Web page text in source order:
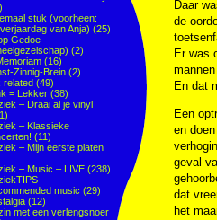
stuk (voorheen:
van Anja) (25)
Gedoe
(2)
(16)
Zinnig-Brein (2)
related (49)
= Lekker (38)
– Draai al je vinyl
– Klassieke
(11)
– Mijn eerste platen
– Music – LIVE (238)
–
music (29)
(12)
met een verlengsnoer
Daar
de
Er was
En dat
Een
en
geval
dat
het